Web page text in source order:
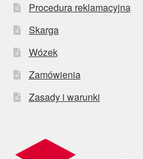
Procedura reklamacyjna
Skarga
Wózek
Zamówienia
Zasady i warunki